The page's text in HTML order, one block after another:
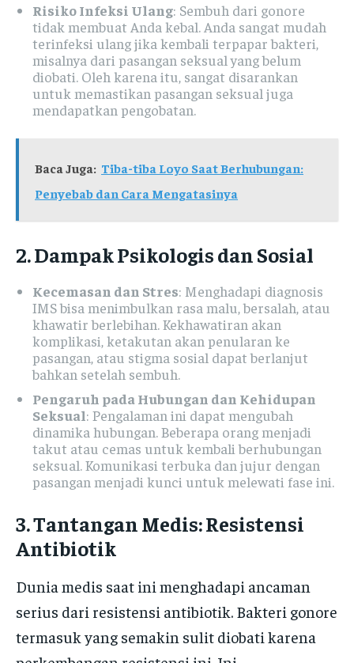
Risiko Infeksi Ulang: Sembuh dari gonore
tidak membuat Anda kebal. Anda sangat mudah
terinfeksi ulang jika kembali terpapar bakteri,
misalnya dari pasangan seksual yang belum
diobati. Oleh karena itu, sangat disarankan
untuk memastikan pasangan seksual juga
mendapatkan pengobatan.
Baca Juga: Tiba-tiba Loyo Saat Berhubungan:
Penyebab dan Cara Mengatasinya
2. Dampak Psikologis dan Sosial
Kecemasan dan Stres: Menghadapi diagnosis
IMS bisa menimbulkan rasa malu, bersalah, atau
khawatir berlebihan. Kekhawatiran akan
komplikasi, ketakutan akan penularan ke
pasangan, atau stigma sosial dapat berlanjut
bahkan setelah sembuh.
Pengaruh pada Hubungan dan Kehidupan
Seksual: Pengalaman ini dapat mengubah
dinamika hubungan. Beberapa orang menjadi
takut atau cemas untuk kembali berhubungan
seksual. Komunikasi terbuka dan jujur dengan
pasangan menjadi kunci untuk melewati fase ini.
3. Tantangan Medis: Resistensi
Antibiotik
Dunia medis saat ini menghadapi ancaman
serius dari resistensi antibiotik. Bakteri gonore
termasuk yang semakin sulit diobati karena